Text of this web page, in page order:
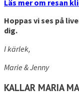
Läs mer om resan
Hoppas vi ses på
dig.
I kärlek,
Marie & Jenny
KALLAR MARIA